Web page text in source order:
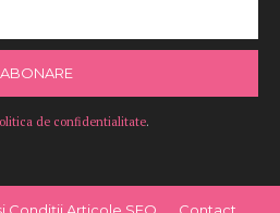
ABONARE
de confidentialitate.
Condiții Articole SEO Contact